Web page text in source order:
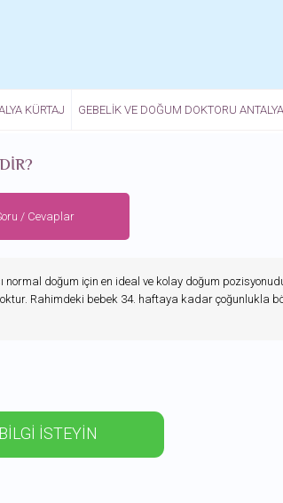
KÜRTAJ GEBELIK VE DOĞUM DOKTORU ANTALYA
/ Cevaplar
doğum için en ideal ve kolay doğum
Rahimdeki bebek 34. haftaya kadar çoğunlukla
İSTEYİN